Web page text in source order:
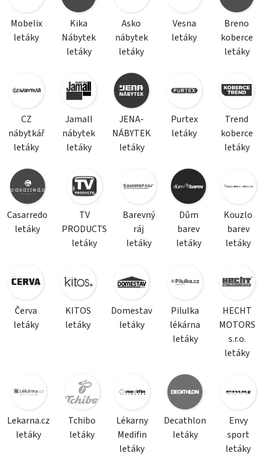
Mobelix
letáky
Kika
Nábytek
letáky
Asko
nábytek
letáky
Vesna
letáky
Breno
koberce
letáky
CZ
nábytkář
letáky
Jamall
nábytek
letáky
JENA-
NÁBYTEK
letáky
Purtex
letáky
Trend
koberce
letáky
Casarredo
letáky
TV
PRODUCTS
letáky
Barevný
ráj
letáky
Dům
barev
letáky
Kouzlo
barev
letáky
Červa
letáky
KITOS
letáky
Domestav
letáky
Pilulka
lékárna
letáky
HECHT
MOTORS
s.r.o.
letáky
Lekarna.cz
letáky
Tchibo
letáky
Lékarny
Medifin
letáky
Decathlon
letáky
Envy
sport
letáky